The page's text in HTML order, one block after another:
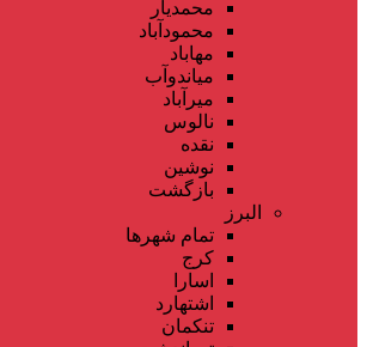
محمدیار
محمودآباد
مهاباد
میاندوآب
میرآباد
نالوس
نقده
نوشین
بازگشت
البرز
تمام شهر‌ها
کرج
اسارا
اشتهارد
تنکمان